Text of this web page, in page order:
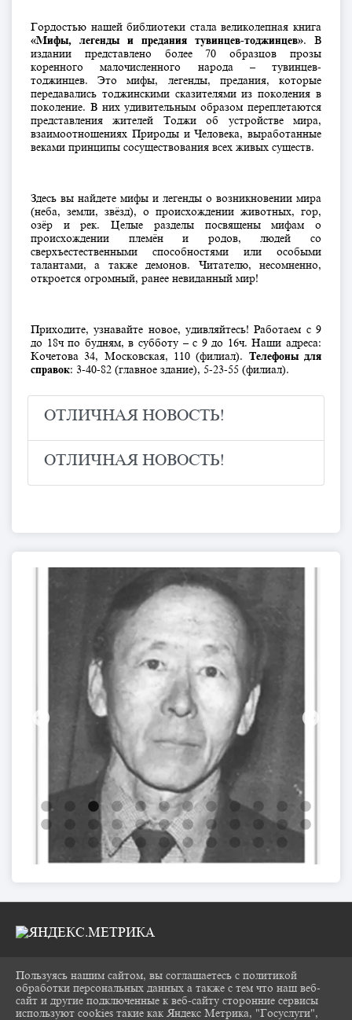
Гордостью нашей библиотеки стала великолепная книга
«Мифы, легенды и предания тувинцев-тоджинцев». В
издании представлено более 70 образцов прозы
коренного малочисленного народа – тувинцев-
тоджинцев. Это мифы, легенды, предания, которые
передавались тоджинскими сказителями из поколения в
поколение. В них удивительным образом переплетаются
представления жителей Тоджи об устройстве мира,
взаимоотношениях Природы и Человека, выработанные
веками принципы сосуществования всех живых существ.
Здесь вы найдете мифы и легенды о возникновении мира
(неба, земли, звёзд), о происхождении животных, гор,
озёр и рек. Целые разделы посвящены мифам о
происхождении племён и родов, людей со
сверхъестественными способностями или особыми
талантами, а также демонов. Читателю, несомненно,
откроется огромный, ранее невиданный мир!
Приходите, узнавайте новое, удивляйтесь! Работаем с 9
до 18ч по будням, в субботу – с 9 до 16ч. Наши адреса:
Кочетова 34, Московская, 110 (филиал). Телефоны для
справок: 3-40-82 (главное здание), 5-23-55 (филиал).
ОТЛИЧНАЯ НОВОСТЬ!
ОТЛИЧНАЯ НОВОСТЬ!
2026 Г. CHUKOVKA17.RU
ВХОД
КАРТА САЙТА
Пользуясь нашим сайтом, вы соглашаетесь с политикой
обработки персональных данных а также с тем что наш веб-
сайт и другие подключенные к веб-сайту сторонние сервисы
используют cookies такие как Яндекс Метрика, "Госуслуги",